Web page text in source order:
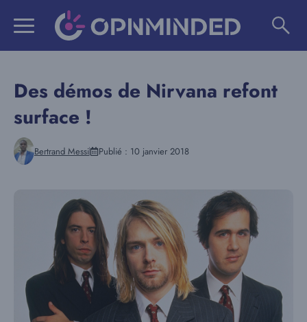
Des démos de Nirvana refont
surface !
Bertrand Messi Publié : 10 janvier 2018